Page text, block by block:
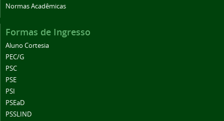
Normas Acadêmicas
Formas de Ingresso
Aluno Cortesia
PEC/G
PSC
PSE
PSI
PSEaD
PSSLIND